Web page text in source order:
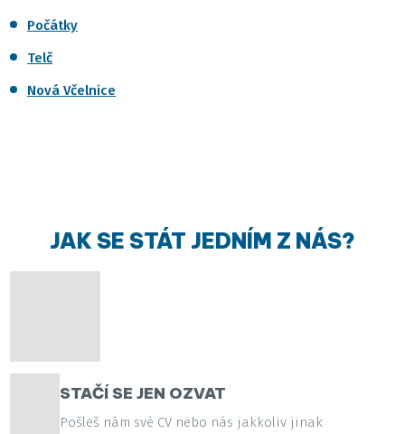
Počátky
Telč
Nová Včelnice
JAK SE STÁT JEDNÍM Z NÁS?
STAČÍ SE JEN OZVAT
Pošleš nám své CV nebo nás jakkoliv jinak